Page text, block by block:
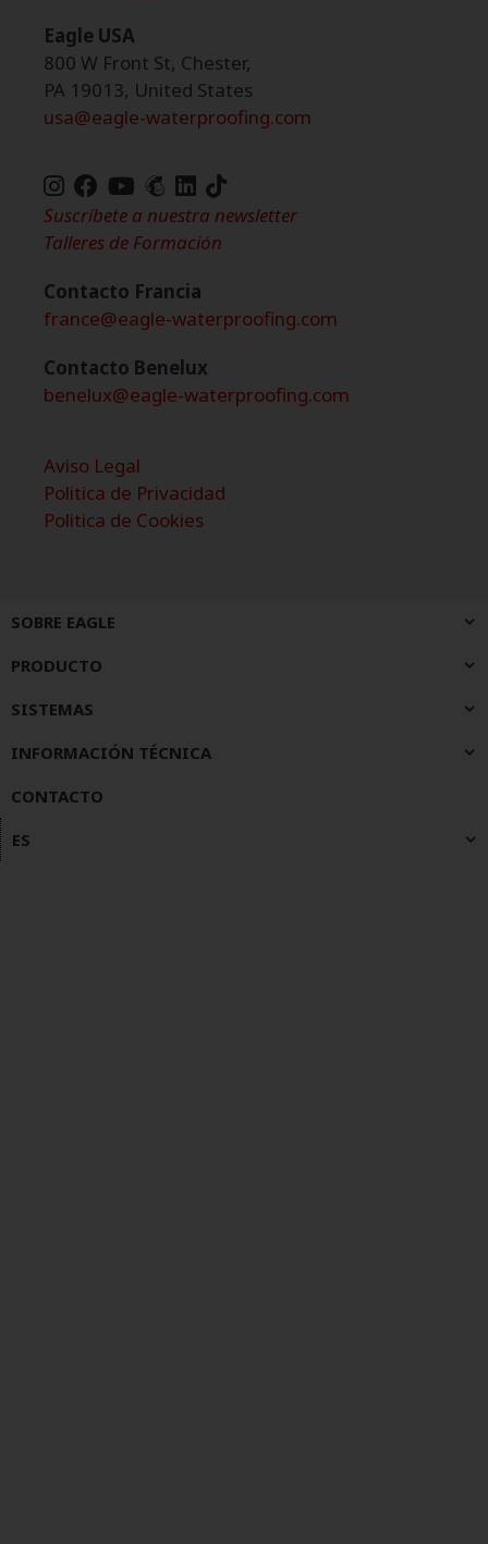
Eagle USA
800 W Front St, Chester,
PA 19013, United States
usa@eagle-waterproofing.com
de
Suscríbete a nuestra newsletter
Talleres de Formación
Contacto Francia
france@eagle-waterproofing.com
Contacto Benelux
benelux@eagle-waterproofing.com
Aviso Legal
Politica de Privacidad
Politica de Cookies
SOBRE EAGLE
PRODUCTO
SISTEMAS
INFORMACIÓN TÉCNICA
CONTACTO
ES